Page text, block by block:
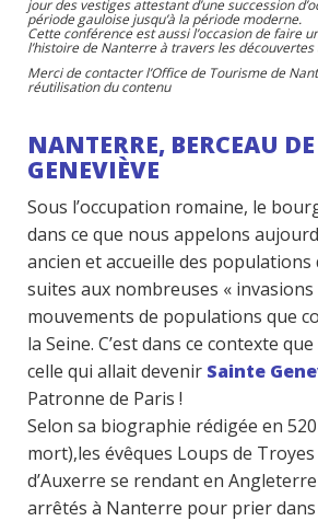
jour des vestiges attestant d’une succession
période gauloise jusqu’à la période moderne.
Cette conférence est aussi l’occasion de faire
l’histoire de Nanterre à travers les
Merci de contacter l’Office de Tourisme de
réutilisation du contenu
NANTERRE, BERCEAU
GENEVIÈVE
Sous l’occupation romaine, le
dans ce que nous appelons
ancien et accueille des populations
suites aux nombreuses «
mouvements de populations que
la Seine. C’est dans ce contexte
celle qui allait devenir Sainte
Patronne de Paris !
Selon sa biographie rédigée en
mort),les évêques Loups de
d’Auxerre se rendant en
arrêtés à Nanterre pour prier dans